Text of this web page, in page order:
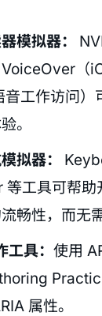
模拟器：
（
音工作访问）
。
拟器：
等工具可帮助
畅性，而无
具： 使用
属性。